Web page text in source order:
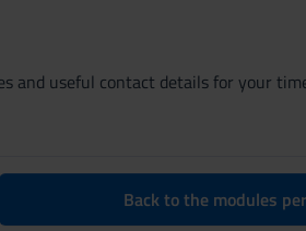
and useful contact details for your
Back to the modules